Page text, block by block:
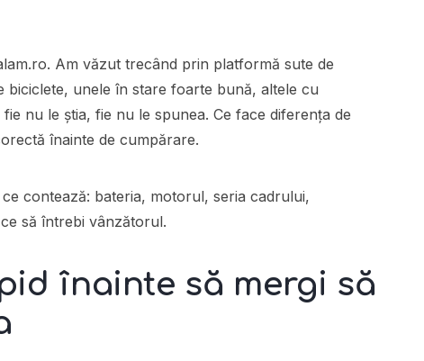
Am văzut trecând prin platformă sute de
biciclete, unele în stare foarte bună, altele cu
nu le știa, fie nu le spunea. Ce face diferența de
înainte de cumpărare.
contează: bateria, motorul, seria cadrului,
să întrebi vânzătorul.
înainte să mergi să